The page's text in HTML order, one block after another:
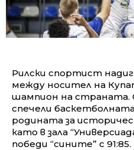
Рилски спортист
между носител на
шампион на страната.
спечели
родината за
като в зала
победи “сините” с 91:85.